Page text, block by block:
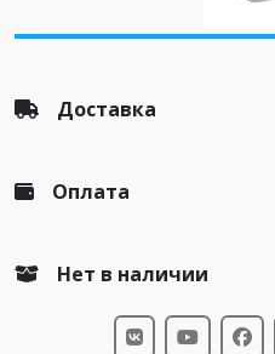
Доставка
Оплата
Нет в наличии